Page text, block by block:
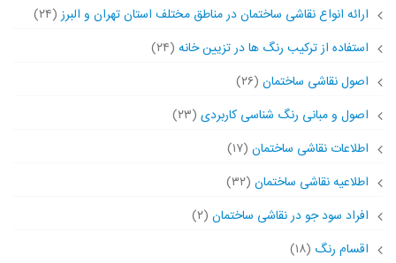
ارائه انواع نقاشی ساختمان در مناطق مختلف استان تهران و البرز (۲۴)
استفاده از ترکیب رنگ ها در تزیین خانه (۲۴)
اصول نقاشی ساختمان (۲۶)
اصول و مبانی رنگ شناسی کاربردی (۲۳)
اطلاعات نقاشی ساختمان (۱۷)
اطلاعیه نقاشی ساختمان (۳۲)
افراد سود جو در نقاشی ساختمان (۲)
اقسام رنگ (۱۸)